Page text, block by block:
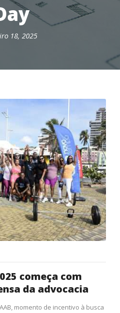
18, 2025
começa com
da advocacia
momento de incentivo à busca